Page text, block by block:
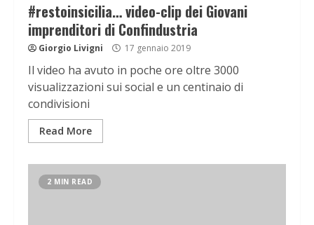
#restoinsicilia… video-clip dei Giovani
imprenditori di Confindustria
Giorgio Livigni 17 gennaio 2019
Il video ha avuto in poche ore oltre 3000
visualizzazioni sui social e un centinaio di
condivisioni
Read More
2 MIN READ